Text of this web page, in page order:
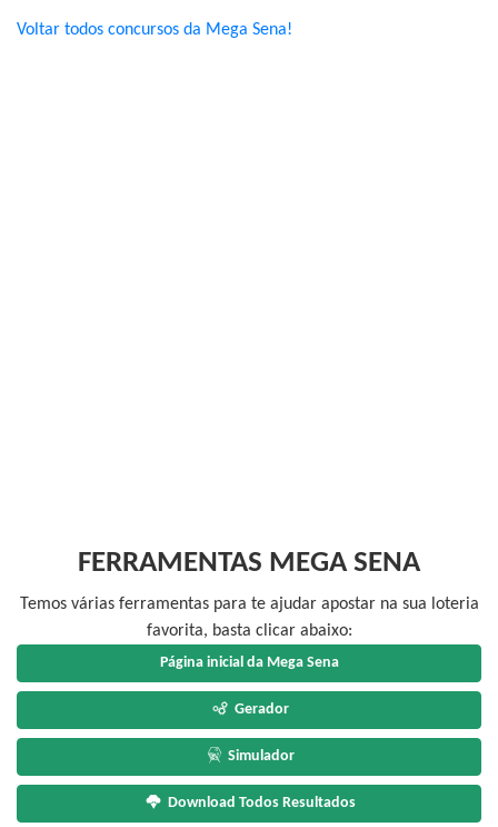
Voltar todos concursos da Mega Sena!
FERRAMENTAS MEGA SENA
Temos várias ferramentas para te ajudar apostar na sua loteria
favorita, basta clicar abaixo:
Página inicial da Mega Sena
Gerador
Simulador
Download Todos Resultados